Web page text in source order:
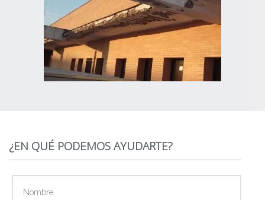
¿EN QUÉ PODEMOS AYUDARTE?